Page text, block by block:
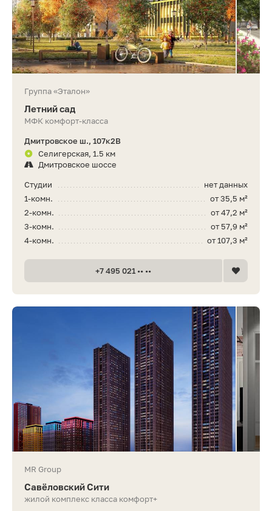
Группа «Эталон»
Летний сад
МФК комфорт-класса
Дмитровское ш., 107к2В
Селигерская, 1.5 км
Дмитровское шоссе
нет данных
Студии
от 35,5 м²
1-комн.
от 47,2 м²
2-комн.
от 57,9 м²
3-комн.
от 107,3 м²
4-комн.
+7 495 021 •• ••
MR Group
Савёловский Сити
жилой комплекс класса комфорт+